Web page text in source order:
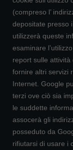
(compreso l’
depositate presso
utilizzerà queste
esaminare
report sulle
fornire altri servizi
Internet. Google
terzi ove ciò sia
le suddette
assocerà gli
posseduto da
rifiutarsi di usare i